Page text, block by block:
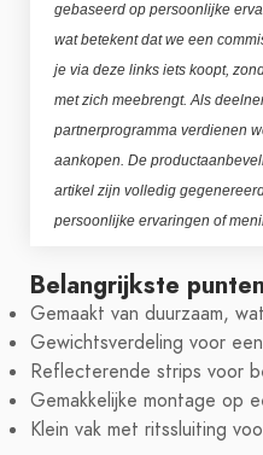
gebaseerd op persoonlijke
wat betekent dat we een
je via deze links iets koopt,
met zich meebrengt. Als
partnerprogramma verdienen
aankopen. De
artikel zijn volledig
persoonlijke ervaringen of
Belangrijkste punten
Gemaakt van duurzaam,
Gewichtsverdeling voor
Reflecterende strips voor
Gemakkelijke montage op
Klein vak met ritssluiting